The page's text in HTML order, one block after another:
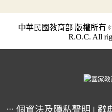
中華民國教育部 版權所有
R.O.C. All
::: 個資法及隱私聲明 | 辭